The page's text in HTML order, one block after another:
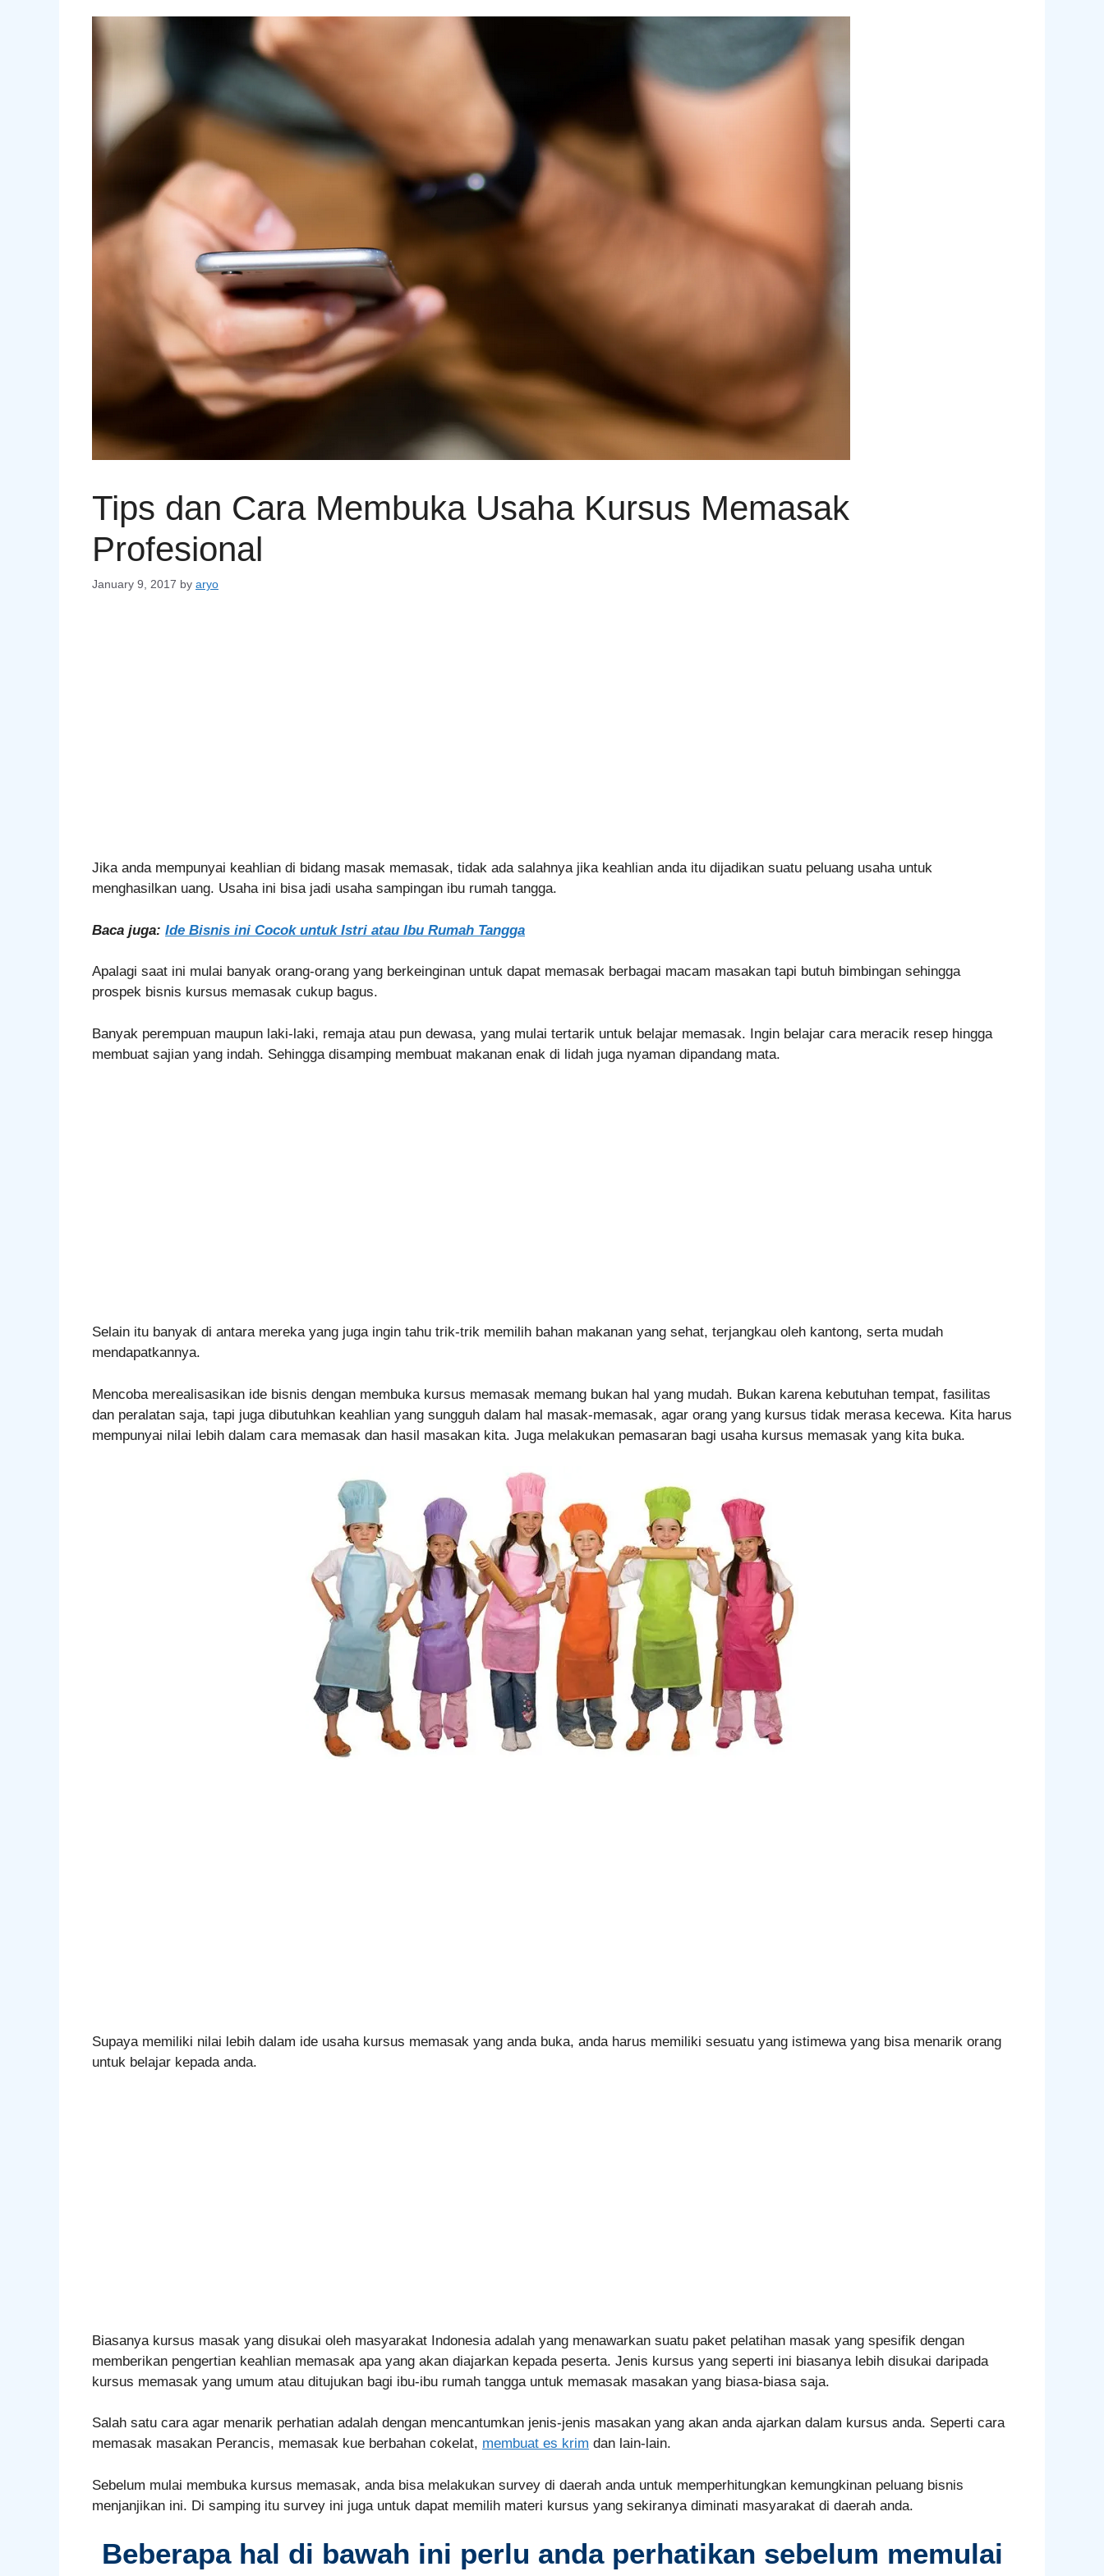
Tips dan Cara Membuka Usaha Kursus Memasak
Profesional
January 9, 2017 by aryo
Jika anda mempunyai keahlian di bidang masak memasak, tidak ada salahnya jika keahlian anda itu dijadikan suatu peluang usaha untuk
menghasilkan uang. Usaha ini bisa jadi usaha sampingan ibu rumah tangga.
Baca juga: Ide Bisnis ini Cocok untuk Istri atau Ibu Rumah Tangga
Apalagi saat ini mulai banyak orang-orang yang berkeinginan untuk dapat memasak berbagai macam masakan tapi butuh bimbingan sehingga
prospek bisnis kursus memasak cukup bagus.
Banyak perempuan maupun laki-laki, remaja atau pun dewasa, yang mulai tertarik untuk belajar memasak. Ingin belajar cara meracik resep hingga
membuat sajian yang indah. Sehingga disamping membuat makanan enak di lidah juga nyaman dipandang mata.
Selain itu banyak di antara mereka yang juga ingin tahu trik-trik memilih bahan makanan yang sehat, terjangkau oleh kantong, serta mudah
mendapatkannya.
Mencoba merealisasikan ide bisnis dengan membuka kursus memasak memang bukan hal yang mudah. Bukan karena kebutuhan tempat, fasilitas
dan peralatan saja, tapi juga dibutuhkan keahlian yang sungguh dalam hal masak-memasak, agar orang yang kursus tidak merasa kecewa. Kita harus
mempunyai nilai lebih dalam cara memasak dan hasil masakan kita. Juga melakukan pemasaran bagi usaha kursus memasak yang kita buka.
Supaya memiliki nilai lebih dalam ide usaha kursus memasak yang anda buka, anda harus memiliki sesuatu yang istimewa yang bisa menarik orang
untuk belajar kepada anda.
Biasanya kursus masak yang disukai oleh masyarakat Indonesia adalah yang menawarkan suatu paket pelatihan masak yang spesifik dengan
memberikan pengertian keahlian memasak apa yang akan diajarkan kepada peserta. Jenis kursus yang seperti ini biasanya lebih disukai daripada
kursus memasak yang umum atau ditujukan bagi ibu-ibu rumah tangga untuk memasak masakan yang biasa-biasa saja.
Salah satu cara agar menarik perhatian adalah dengan mencantumkan jenis-jenis masakan yang akan anda ajarkan dalam kursus anda. Seperti cara
memasak masakan Perancis, memasak kue berbahan cokelat, membuat es krim dan lain-lain.
Sebelum mulai membuka kursus memasak, anda bisa melakukan survey di daerah anda untuk memperhitungkan kemungkinan peluang bisnis
menjanjikan ini. Di samping itu survey ini juga untuk dapat memilih materi kursus yang sekiranya diminati masyarakat di daerah anda.
Beberapa hal di bawah ini perlu anda perhatikan sebelum memulai